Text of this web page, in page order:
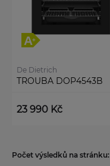
De Dietrich
TROUBA DOP4543B
23 990 Kč
Počet výsledků na stránku: